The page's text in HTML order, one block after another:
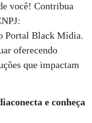
você! Contribua
Portal Black Mídia.
oferecendo
que impactam
e conheça